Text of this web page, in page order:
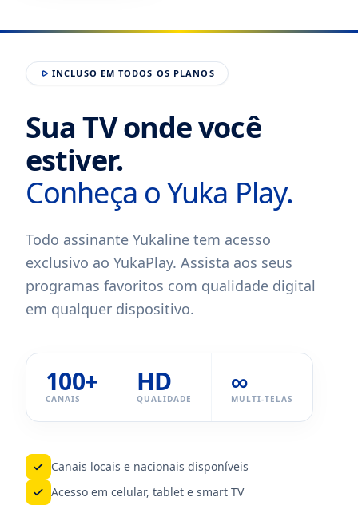
INCLUSO EM TODOS OS PLANOS
Sua TV onde você
estiver.
Conheça o Yuka Play.
Todo assinante Yukaline tem acesso
exclusivo ao YukaPlay. Assista aos seus
programas favoritos com qualidade digital
em qualquer dispositivo.
100+
CANAIS
HD
QUALIDADE
∞
MULTI-TELAS
Canais locais e nacionais disponíveis
Acesso em celular, tablet e smart TV